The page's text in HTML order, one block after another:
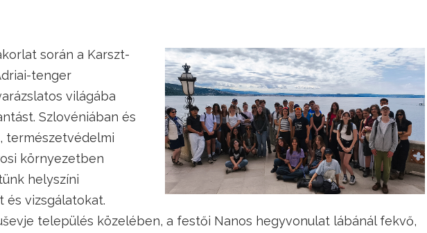
során a Karszt-
tenger
világába
Szlovéniában és
természetvédelmi
környezetben
helyszíni
és vizsgálatokat.
település közelében, a festői Nanos hegyvonulat lábánál fekvő,